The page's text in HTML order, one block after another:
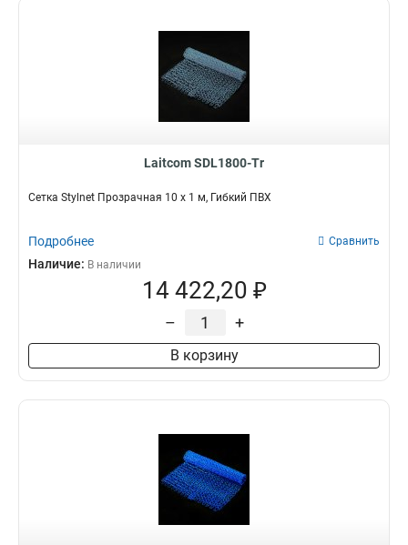
Laitcom SDL1800-Tr
Сетка Stylnet Прозрачная 10 x 1 м, Гибкий ПВХ
Подробнее Сравнить
Наличие: В наличии
14 422,20 ₽
– +
В корзину